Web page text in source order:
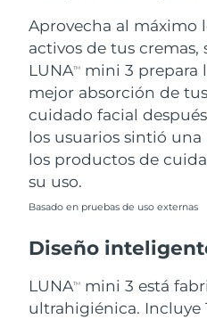
Aprovecha al máximo
activos de tus cremas,
LUNATM
mini 3 prepara
mejor absorción de
cuidado facial
los usuarios sintió
los productos de
su uso.
Basado en pruebas de uso externas
Diseño
LUNATM
mini 3 está
ultrahigiénica. Incluye